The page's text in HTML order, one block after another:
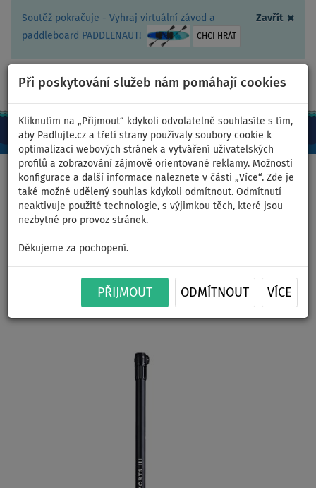
Zavřít ×
Soutěž pokračuje - Vyhraj virtuální závod a
paddleboard PADDLENAUT!
CHCI HRÁT
Při poskytování služeb nám pomáhají cookies
Kliknutím na „Přijmout“ kdykoli odvolatelně souhlasíte s tím,
aby Padlujte.cz a třetí strany používaly soubory cookie k
optimalizaci webových stránek a vytváření uživatelských
profilů a zobrazování zájmově orientované reklamy. Možnosti
konfigurace a další informace naleznete v části „Více“. Zde je
také možné udělený souhlas kdykoli odmítnout. Odmítnutí
neaktivuje použité technologie, s výjimkou těch, které jsou
nezbytné pro provoz stránek.
Děkujeme za pochopení.
PŘIJMOUT ODMÍTNOUT VÍCE
CZ/Kč +420 467 409 090 0ks
Domů >Pádla >Combo 4-dílná
Střední díl pádla AQUA
MARINA Sport III a Dualtech
se spojkou